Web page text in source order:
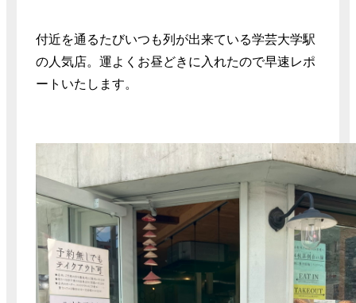
付近を通るたびいつも列が出来ている学芸大学駅
の人気店。運よくお昼どきに入れたので早速レポ
ートいたします。